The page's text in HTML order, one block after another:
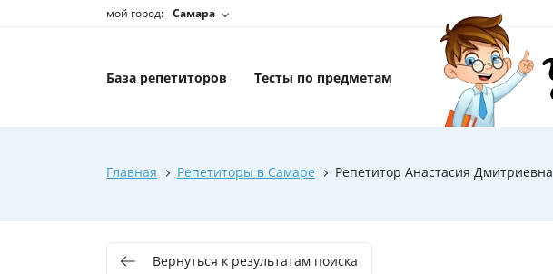
мой город: Самара
База репетиторов Тесты по предметам
Главная Репетиторы в Самаре Репетитор Анастасия Дмитриевна
Вернуться к результатам поиска